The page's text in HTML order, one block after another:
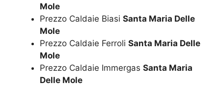
Mole
Prezzo Caldaie Biasi Santa Maria Delle
Mole
Prezzo Caldaie Ferroli Santa Maria Delle
Mole
Prezzo Caldaie Immergas Santa Maria
Delle Mole